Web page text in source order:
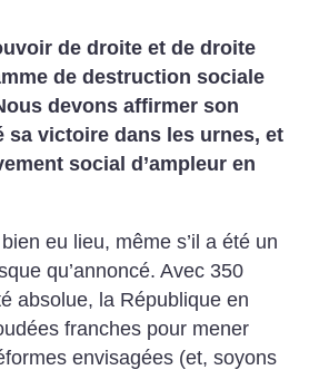
de droite et de droite
de destruction sociale
devons affirmer son
sa victoire dans les urnes, et
social d’ampleur en
eu lieu, même s’il a été un
qu’annoncé. Avec 350
absolue, la République en
franches pour mener
envisagées (et, soyons